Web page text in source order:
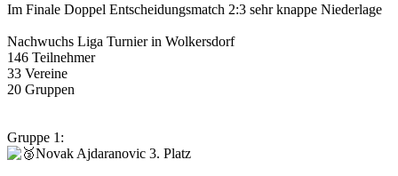
Im Finale Doppel Entscheidungsmatch 2:3 sehr knappe Niederlage
Nachwuchs Liga Turnier in Wolkersdorf
146 Teilnehmer
33 Vereine
20 Gruppen
Gruppe 1:
Novak Ajdaranovic 3. Platz